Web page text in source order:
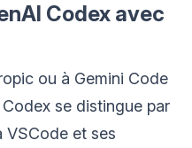
Codex avec
ou à Gemini Code
se distingue par
et ses